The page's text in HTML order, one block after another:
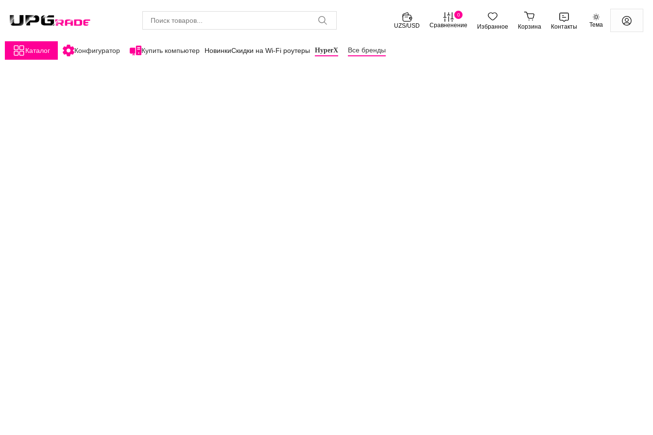
UZS/USD
0
Сравненение Избранное Корзина Контакты Тема
Каталог Конфигуратор Купить компьютер НовинкиСкидки на Wi-Fi роутеры HyperX Все бренды